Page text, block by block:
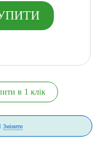
Змінити